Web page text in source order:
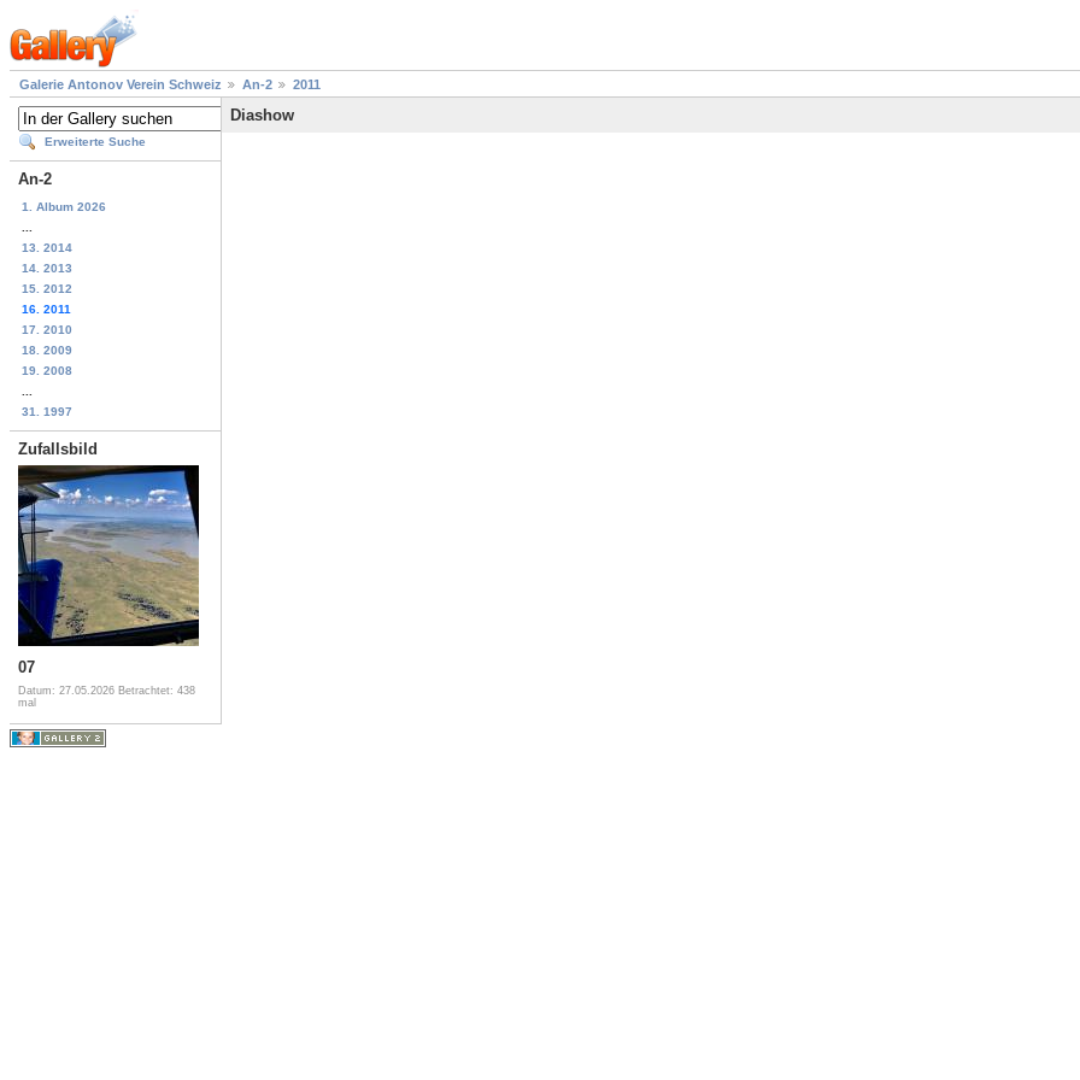
Galerie Antonov Verein Schweiz An-2 2011
Erweiterte Suche
An-2
1. Album 2026
13. 2014
14. 2013
15. 2012
16. 2011
17. 2010
18. 2009
19. 2008
31. 1997
Zufallsbild
07
Datum: 27.05.2026 Betrachtet: 438
mal
Diashow